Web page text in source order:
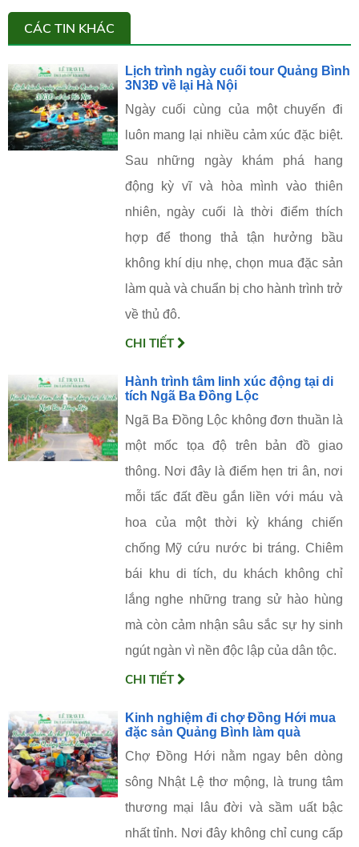
CÁC TIN KHÁC
Lịch trình ngày cuối tour Quảng Bình
3N3Đ về lại Hà Nội
Ngày cuối cùng của một chuyến đi
luôn mang lại nhiều cảm xúc đặc biệt.
Sau những ngày khám phá hang
động kỳ vĩ và hòa mình vào thiên
nhiên, ngày cuối là thời điểm thích
hợp để thong thả tận hưởng bầu
không khí dịu nhẹ, chọn mua đặc sản
làm quà và chuẩn bị cho hành trình trở
về thủ đô.
CHI TIẾT
Hành trình tâm linh xúc động tại di
tích Ngã Ba Đồng Lộc
Ngã Ba Đồng Lộc không đơn thuần là
một mốc tọa độ trên bản đồ giao
thông. Nơi đây là điểm hẹn tri ân, nơi
mỗi tấc đất đều gắn liền với máu và
hoa của một thời kỳ kháng chiến
chống Mỹ cứu nước bi tráng. Chiêm
bái khu di tích, du khách không chỉ
lắng nghe những trang sử hào hùng
mà còn cảm nhận sâu sắc sự hy sinh
ngút ngàn vì nền độc lập của dân tộc.
CHI TIẾT
Kinh nghiệm đi chợ Đồng Hới mua
đặc sản Quảng Bình làm quà
Chợ Đồng Hới nằm ngay bên dòng
sông Nhật Lệ thơ mộng, là trung tâm
thương mại lâu đời và sầm uất bậc
nhất tỉnh. Nơi đây không chỉ cung cấp